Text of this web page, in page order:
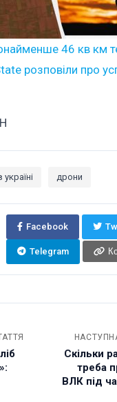
46 кв км
розповіли про
україні дрони
Facebook
Telegram
Скільки
треба
ВЛК під